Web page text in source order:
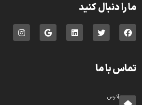
ما را دنبال کنید
تماس با ما
آدرس